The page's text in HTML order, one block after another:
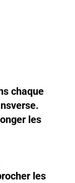
chaque
les
les